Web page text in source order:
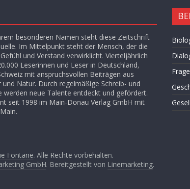
besonderen Namen steht diese Zeitschrift
Im Mittelpunkt steht der Mensch, der die
und Verstand verwirklicht. Vierteljährlich
Leserinnen und Leser in Deutschland,
mit anspruchsvollen Beiträgen aus
Natur. Durch regelmäßige Schreib- und
werden neue Talente entdeckt und gefördert.
seit 1998 im Main-Donau Verlag GmbH mit
Fontäne. Alle Rechte vorbehalten.
GmbH. Bereitgestellt von Linemarketing.